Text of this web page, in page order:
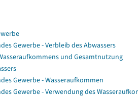
Gewerbe - Verbleib des Abwassers
und Gesamtnutzung
Gewerbe - Wasseraufkommen
Gewerbe - Verwendung des